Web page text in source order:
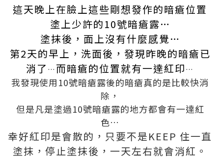
這天晚上在臉上這些剛想發作的暗瘡位置
塗上少許的10號暗瘡露…
塗抹後，面上沒有什麼感覺…
第2天的早上，洗面後，發現昨晚的暗瘡已
消了 … 而暗瘡的位置就有一達紅印…
我發現使用10號暗瘡露後的暗瘡真的是比較快消
除，
但是凡是塗過10號暗瘡露的地方都會有一達紅
色…
幸好紅印是會散的，只要不是KEEP 住一直
塗抹，停止塗抹後，一天左右就會消紅。